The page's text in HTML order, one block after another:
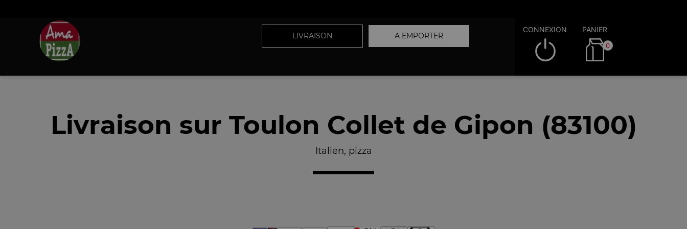
LIVRAISON A EMPORTER
CONNEXION PANIER
0
Livraison sur Toulon Collet de Gipon (83100)
Italien, pizza